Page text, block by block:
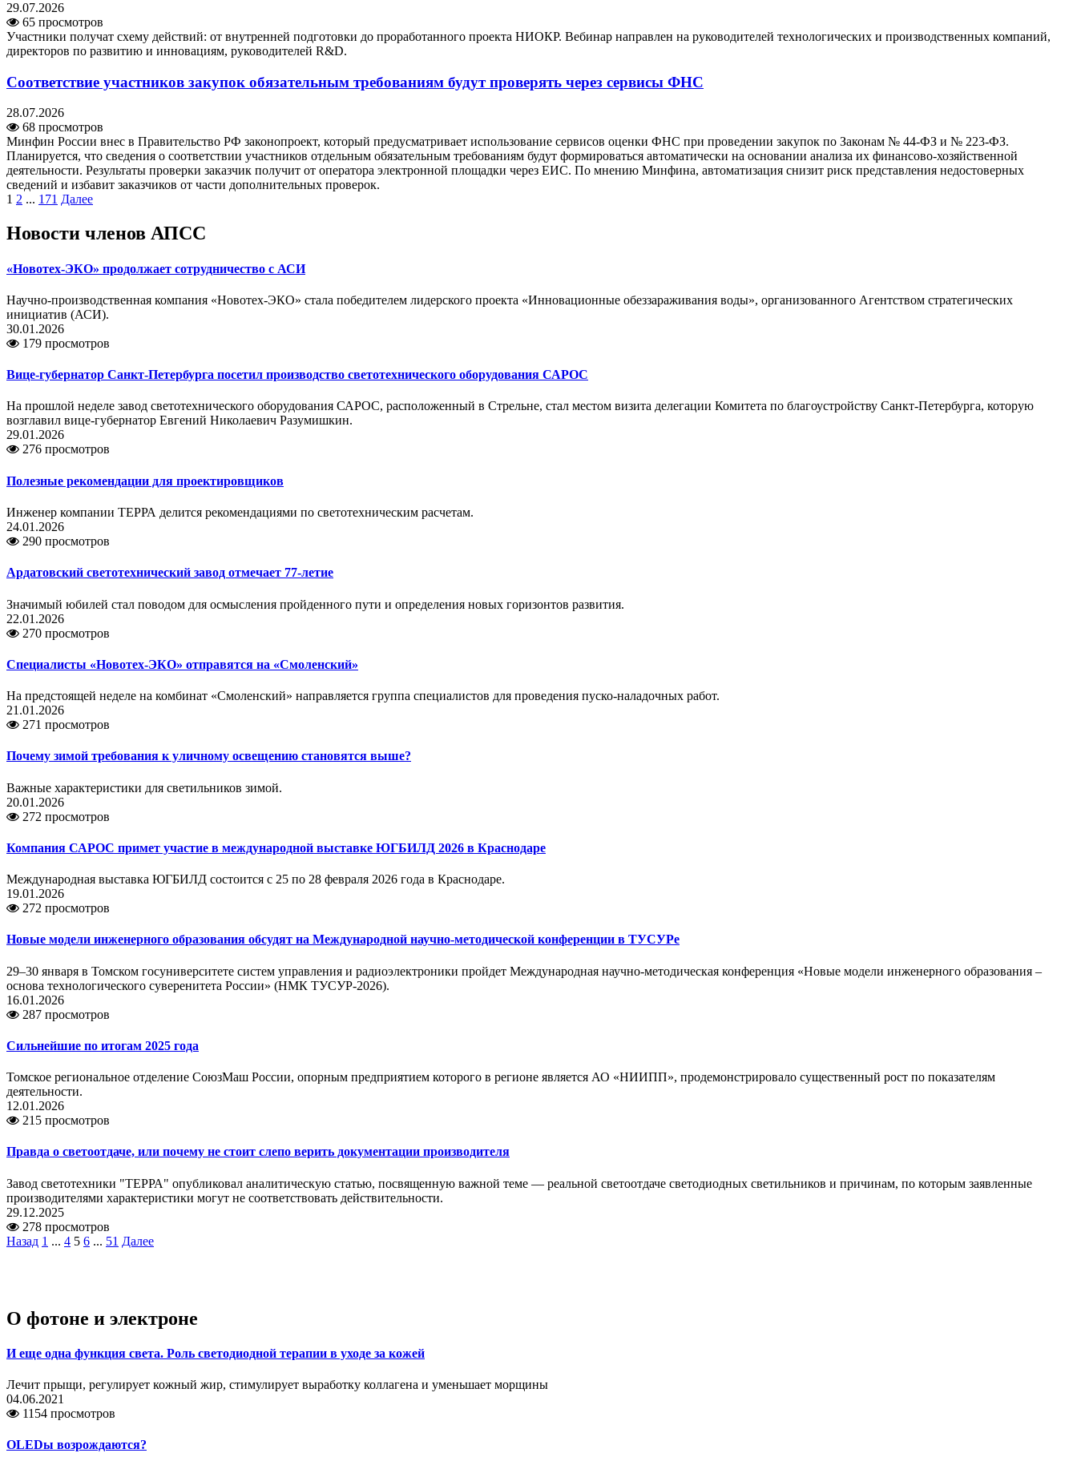
29.07.2026
65 просмотров
Участники получат схему действий: от внутренней подготовки до проработанного проекта НИОКР. Вебинар направлен на руководителей технологических и производственных компаний,
директоров по развитию и инновациям, руководителей R&D.
Соответствие участников закупок обязательным требованиям будут проверять через сервисы ФНС
28.07.2026
68 просмотров
Минфин России внес в Правительство РФ законопроект, который предусматривает использование сервисов оценки ФНС при проведении закупок по Законам № 44-ФЗ и № 223-ФЗ.
Планируется, что сведения о соответствии участников отдельным обязательным требованиям будут формироваться автоматически на основании анализа их финансово-хозяйственной
деятельности. Результаты проверки заказчик получит от оператора электронной площадки через ЕИС. По мнению Минфина, автоматизация снизит риск представления недостоверных
сведений и избавит заказчиков от части дополнительных проверок.
1 2 ... 171 Далее
Новости членов АПСС
«Новотех-ЭКО» продолжает сотрудничество с АСИ
Научно-производственная компания «Новотех-ЭКО» стала победителем лидерского проекта «Инновационные обеззараживания воды», организованного Агентством стратегических
инициатив (АСИ).
30.01.2026
179 просмотров
Вице-губернатор Санкт-Петербурга посетил производство светотехнического оборудования САРОС
На прошлой неделе завод светотехнического оборудования САРОС, расположенный в Стрельне, стал местом визита делегации Комитета по благоустройству Санкт-Петербурга, которую
возглавил вице-губернатор Евгений Николаевич Разумишкин.
29.01.2026
276 просмотров
Полезные рекомендации для проектировщиков
Инженер компании ТЕРРА делится рекомендациями по светотехническим расчетам.
24.01.2026
290 просмотров
Ардатовский светотехнический завод отмечает 77-летие
Значимый юбилей стал поводом для осмысления пройденного пути и определения новых горизонтов развития.
22.01.2026
270 просмотров
Специалисты «Новотех-ЭКО» отправятся на «Смоленский»
На предстоящей неделе на комбинат «Смоленский» направляется группа специалистов для проведения пуско-наладочных работ.
21.01.2026
271 просмотров
Почему зимой требования к уличному освещению становятся выше?
Важные характеристики для светильников зимой.
20.01.2026
272 просмотров
Компания САРОС примет участие в международной выставке ЮГБИЛД 2026 в Краснодаре
Международная выставка ЮГБИЛД состоится с 25 по 28 февраля 2026 года в Краснодаре.
19.01.2026
272 просмотров
Новые модели инженерного образования обсудят на Международной научно-методической конференции в ТУСУРе
29–30 января в Томском госуниверситете систем управления и радиоэлектроники пройдет Международная научно-методическая конференция «Новые модели инженерного образования –
основа технологического суверенитета России» (НМК ТУСУР-2026).
16.01.2026
287 просмотров
Сильнейшие по итогам 2025 года
Томское региональное отделение СоюзМаш России, опорным предприятием которого в регионе является АО «НИИПП», продемонстрировало существенный рост по показателям
деятельности.
12.01.2026
215 просмотров
Правда о светоотдаче, или почему не стоит слепо верить документации производителя
Завод светотехники "ТЕРРА" опубликовал аналитическую статью, посвященную важной теме — реальной светоотдаче светодиодных светильников и причинам, по которым заявленные
производителями характеристики могут не соответствовать действительности.
29.12.2025
278 просмотров
Назад 1 ... 4 5 6 ... 51 Далее
О фотоне и электроне
И еще одна функция света. Роль светодиодной терапии в уходе за кожей
Лечит прыщи, регулирует кожный жир, стимулирует выработку коллагена и уменьшает морщины
04.06.2021
1154 просмотров
OLEDы возрождаются?